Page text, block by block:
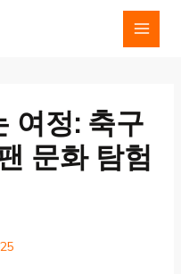
여정: 축구
문화 탐험